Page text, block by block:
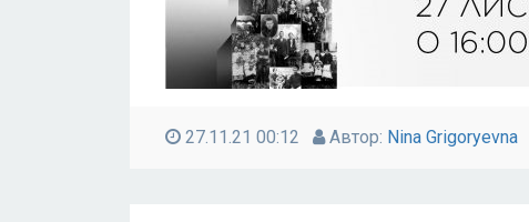
27.11.21 00:12 Автор: Nina Grigoryevna